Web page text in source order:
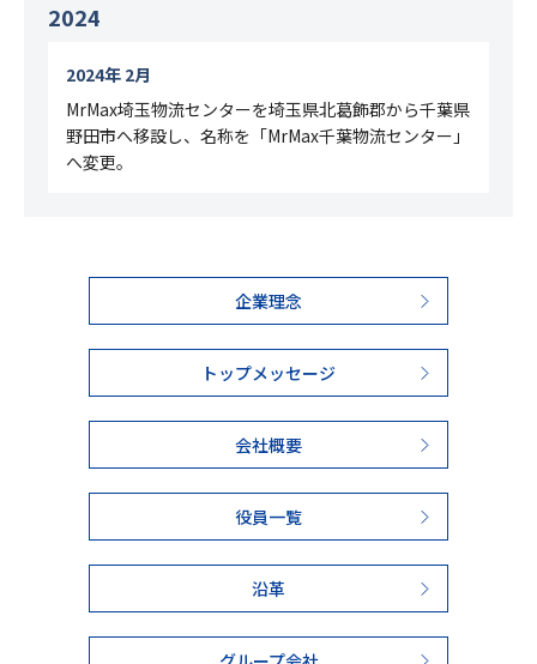
2024
2024年 2月
MrMax埼玉物流センターを埼玉県北葛飾郡から千葉県
野田市へ移設し、​名称を「MrMax千葉物流センター」
へ変更。
企業理念
トップメッセージ
会社概要
役員一覧
沿革